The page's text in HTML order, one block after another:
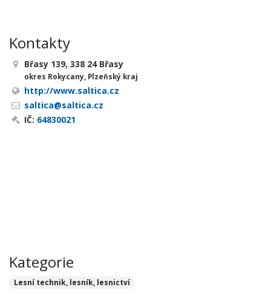
Kontakty
Břasy 139, 338 24 Břasy
okres Rokycany, Plzeňský kraj
http://www.saltica.cz
saltica@saltica.cz
IČ: 64830021
Kategorie
Lesní technik, lesník, lesnictví